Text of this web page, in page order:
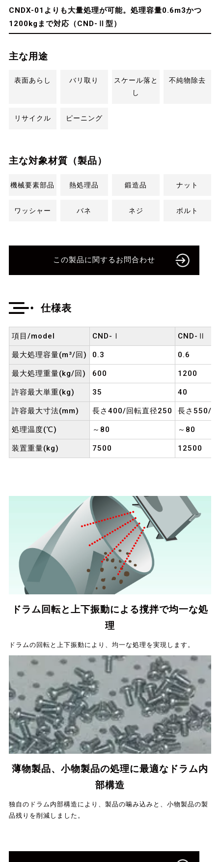
CNDX-01よりも大量処理が可能。処理容量0.6m3かつ
1200kgまで対応（CND-Ⅱ型）
主な用途
表面あらし バリ取り
スケール落と
し
不純物除去
リサイクル ピーニング
主な対象材質（製品）
機械要素部品 熱処理品 鍛造品 ナット
ワッシャー バネ ネジ ボルト
この製品に関するお問合わせ
仕様表
項目/model CND-Ⅰ CND-Ⅱ
最大処理容量(m³/回) 0.3 0.6
最大処理重量(kg/回) 600 1200
許容最大単重(kg) 35 40
許容最大寸法(mm) 長さ400/回転直径250 長さ550/
処理温度(℃) ～80 ～80
装置重量(kg) 7500 12500
ドラム回転と上下振動による撹拌で均一な処
理
ドラムの回転と上下振動により、均一な処理を実現します。
薄物製品、小物製品の処理に最適なドラム内
部構造
独自のドラム内部構造により、製品の噛み込みと、小物製品の製
品残りを削減しました。